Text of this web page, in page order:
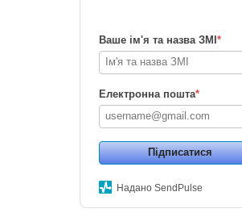
Ваше ім'я та назва ЗМІ*
Електронна пошта*
Підписатися
Надано SendPulse